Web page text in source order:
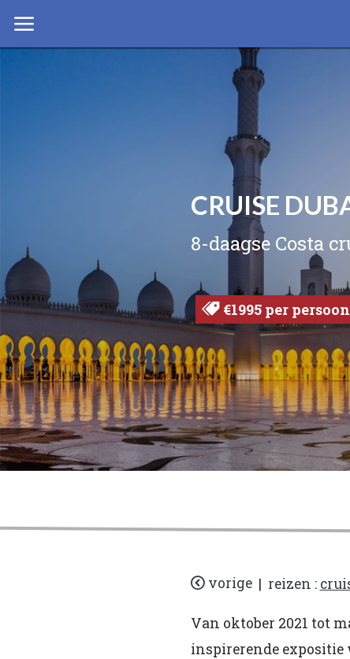
CRUISE
8-daagse Costa
€1995 per persoon
vorige| reizen :
Van oktober 2021 tot
inspirerende expositie